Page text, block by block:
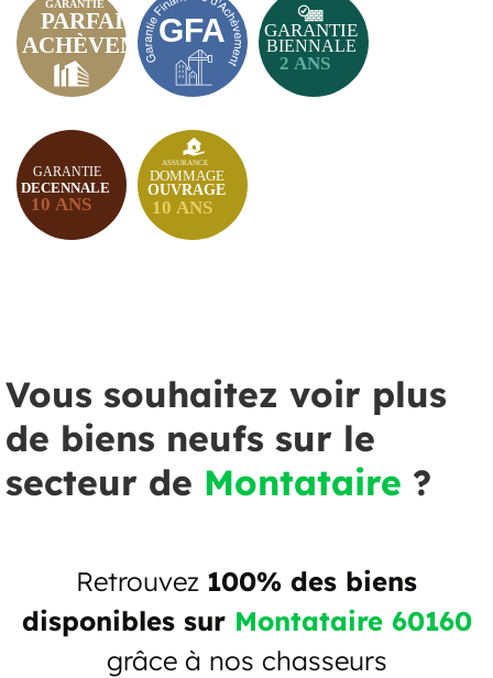
Vous souhaitez voir plus
de biens neufs sur le
secteur de Montataire ?
Retrouvez 100% des biens
disponibles sur Montataire 60160
grâce à nos chasseurs